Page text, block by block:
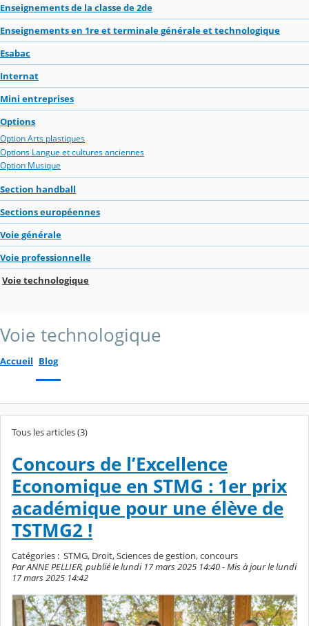
Enseignements de la classe de 2de
Enseignements en 1re et terminale générale et technologique
Esabac
Internat
Mini entreprises
Options
Option Arts plastiques
Options Langue et cultures anciennes
Option Musique
Section handball
Sections européennes
Voie générale
Voie professionnelle
Voie technologique
Voie technologique
Accueil Blog
Tous les articles (3)
Concours de l’Excellence
Economique en STMG : 1er prix
académique pour une élève de
TSTMG2 !
Catégories : STMG, Droit, Sciences de gestion, concours
Par ANNE PELLIER, publié le lundi 17 mars 2025 14:40 - Mis à jour le lundi
17 mars 2025 14:42